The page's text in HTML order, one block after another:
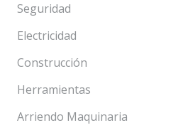
Seguridad
Electricidad
Construcción
Herramientas
Arriendo Maquinaria